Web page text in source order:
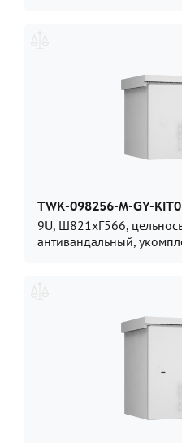
TWK-098256-M-GY-
9U, Ш821хГ566,
антивандальный,